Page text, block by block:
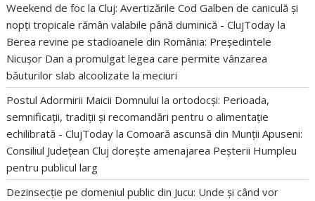
Weekend de foc la Cluj: Avertizările Cod Galben de caniculă și
nopți tropicale rămân valabile până duminică - ClujToday la
Berea revine pe stadioanele din România: Președintele
Nicușor Dan a promulgat legea care permite vânzarea
băuturilor slab alcoolizate la meciuri
Postul Adormirii Maicii Domnului la ortodocși: Perioada,
semnificații, tradiții și recomandări pentru o alimentație
echilibrată - ClujToday laComoară ascunsă din Munții Apuseni:
Consiliul Județean Cluj dorește amenajarea Peșterii Humpleu
pentru publicul larg
Dezinsecție pe domeniul public din Jucu: Unde și când vor